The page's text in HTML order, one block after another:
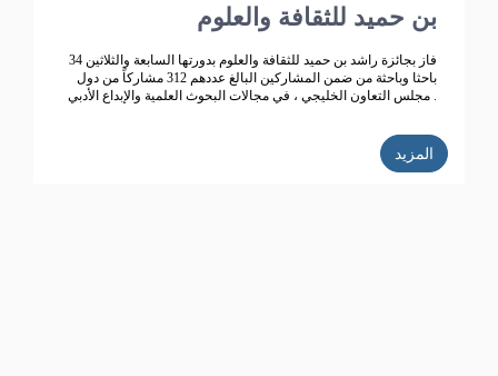
بن حميد للثقافة والعلوم
فاز بجائزة راشد بن حميد للثقافة والعلوم بدورتها السابعة والثلاثين 34
باحثا وباحثة من ضمن المشاركين البالغ عددهم 312 مشاركاً من دول
مجلس التعاون الخليجي ، في مجالات البحوث العلمية والإبداع الأدبي .
المزيد